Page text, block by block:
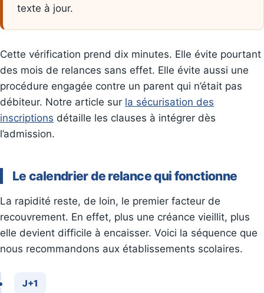
texte à jour.
Cette vérification prend dix minutes. Elle évite pourtant
des mois de relances sans effet. Elle évite aussi une
procédure engagée contre un parent qui n’était pas
débiteur. Notre article sur la sécurisation des
inscriptions détaille les clauses à intégrer dès
l’admission.
Le calendrier de relance qui fonctionne
La rapidité reste, de loin, le premier facteur de
recouvrement. En effet, plus une créance vieillit, plus
elle devient difficile à encaisser. Voici la séquence que
nous recommandons aux établissements scolaires.
J+1